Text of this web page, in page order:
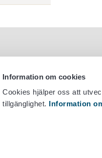
Information om cookies
Cookies hjälper oss att
tillgänglighet. Information